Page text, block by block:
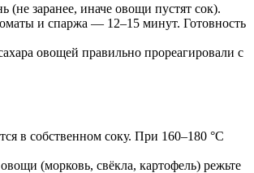
(не заранее, иначе овощи пустят сок).
и спаржа — 12–15 минут. Готовность
овощей правильно прореагировали с
в собственном соку. При 160–180 °C
(морковь, свёкла, картофель) режьте